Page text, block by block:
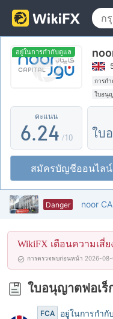
อยู่ในการกำกับดูแล
การก
ใบอนุ
ใบอนุ
ระวัง
คะแนน
1
2
3
5
6
7
8
9
.
0
1
2
3
4
5
6
7
8
9
0
1
2
3
4
5
6
7
8
9
/10 ใบ
สมัครบัญชีออนไลน์
Danger
WikiFX เตือนความเสี่ย
การตรวจพบก่อนหน้า 2026-
ใบอนุญาตฟอเร็
FCA
อยู่ในการกำกั